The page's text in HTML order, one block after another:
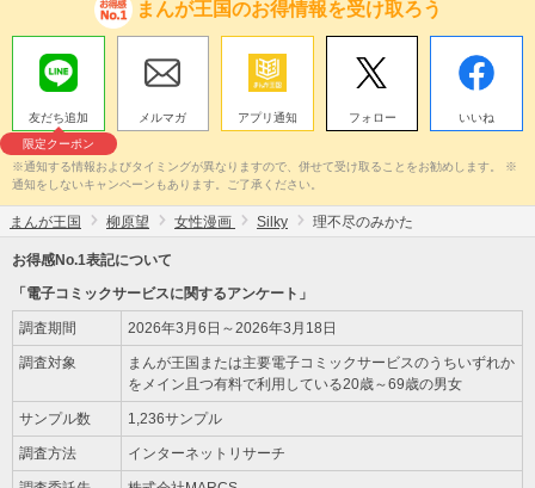
まんが王国のお得情報を受け取ろう
友だち追加
限定クーポン
メルマガ アプリ通知 フォロー いいね
※通知する情報およびタイミングが異なりますので、併せて受け取ることをお勧めします。 ※
通知をしないキャンペーンもあります。ご了承ください。
まんが王国 柳原望 女性漫画 Silky 理不尽のみかた
お得感No.1表記について
「電子コミックサービスに関するアンケート」
調査期間 2026年3月6日～2026年3月18日
調査対象
まんが王国または主要電子コミックサービスのうちいずれか
をメイン且つ有料で利用している20歳～69歳の男女
サンプル数 1,236サンプル
調査方法 インターネットリサーチ